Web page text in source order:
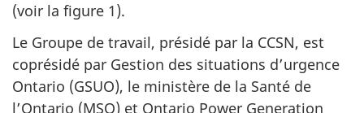
(voir la figure 1).
Le Groupe de travail, présidé par la CCSN, est
coprésidé par Gestion des situations d’urgence
Ontario (GSUO), le ministère de la Santé de
l’Ontario (MSO) et Ontario Power Generation